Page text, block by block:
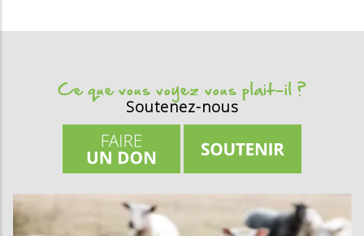
Ce que vous voyez vous plait-il ?
Soutenez-nous